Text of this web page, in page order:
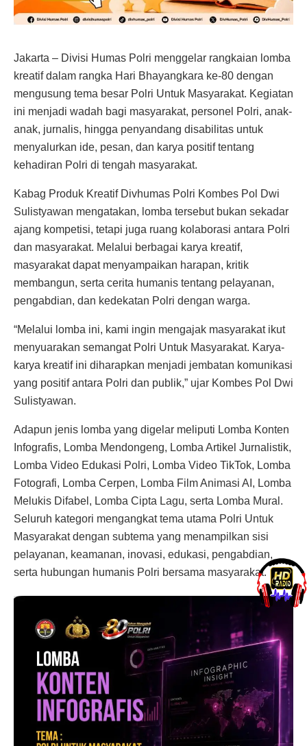
Jakarta – Divisi Humas Polri menggelar rangkaian lomba
kreatif dalam rangka Hari Bhayangkara ke-80 dengan
mengusung tema besar Polri Untuk Masyarakat. Kegiatan
ini menjadi wadah bagi masyarakat, personel Polri, anak-
anak, jurnalis, hingga penyandang disabilitas untuk
menyalurkan ide, pesan, dan karya positif tentang
kehadiran Polri di tengah masyarakat.
Kabag Produk Kreatif Divhumas Polri Kombes Pol Dwi
Sulistyawan mengatakan, lomba tersebut bukan sekadar
ajang kompetisi, tetapi juga ruang kolaborasi antara Polri
dan masyarakat. Melalui berbagai karya kreatif,
masyarakat dapat menyampaikan harapan, kritik
membangun, serta cerita humanis tentang pelayanan,
pengabdian, dan kedekatan Polri dengan warga.
“Melalui lomba ini, kami ingin mengajak masyarakat ikut
menyuarakan semangat Polri Untuk Masyarakat. Karya-
karya kreatif ini diharapkan menjadi jembatan komunikasi
yang positif antara Polri dan publik,” ujar Kombes Pol Dwi
Sulistyawan.
Adapun jenis lomba yang digelar meliputi Lomba Konten
Infografis, Lomba Mendongeng, Lomba Artikel Jurnalistik,
Lomba Video Edukasi Polri, Lomba Video TikTok, Lomba
Fotografi, Lomba Cerpen, Lomba Film Animasi AI, Lomba
Melukis Difabel, Lomba Cipta Lagu, serta Lomba Mural.
Seluruh kategori mengangkat tema utama Polri Untuk
Masyarakat dengan subtema yang menampilkan sisi
pelayanan, keamanan, inovasi, edukasi, pengabdian,
serta hubungan humanis Polri bersama masyarakat.